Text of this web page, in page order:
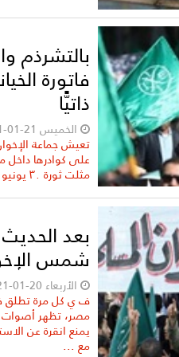
بالتشرذم
فاتورة
ذاتيًّا
الخميس 21-01-2021 06:59 م
تعيش جماعة
على كوادرها
مثلت ثورة ٣٠ يونيو 2013، ضربة قاصمة للتنظيم الإرهابي...
بعد
شمس
الأربعاء 20-01-2021 07:00 م
ف ي كل مرة تطلق
مصر، تظهر أصوات
يمنع انقرة عن
مع ...